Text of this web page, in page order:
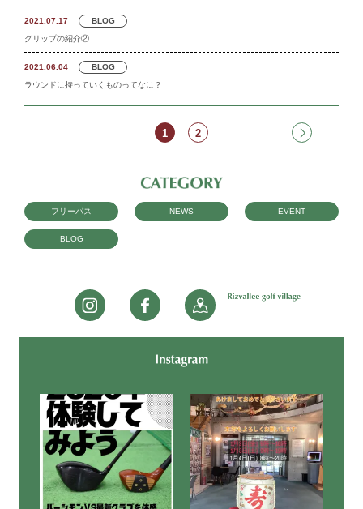
2021.07.17
BLOG
グリップの紹介②
2021.06.04
BLOG
ラウンドに持っていくものってなに？
1 2
フリーパス NEWS EVENT
BLOG